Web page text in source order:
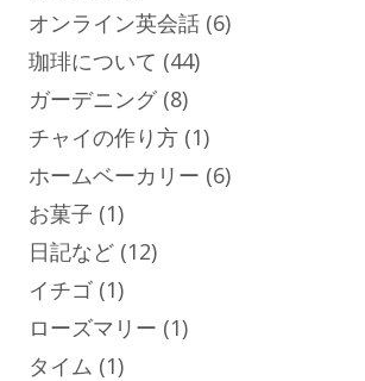
オンライン英会話 (6)
珈琲について (44)
ガーデニング(8)
チャイの作り方 (1)
ホームベーカリー (6)
お菓子 (1)
日記など (12)
イチゴ (1)
ローズマリー (1)
タイム (1)